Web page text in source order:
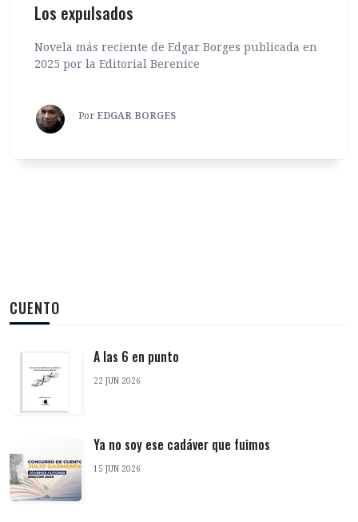
Los expulsados
Novela más reciente de Edgar Borges publicada en
2025 por la Editorial Berenice
Por EDGAR BORGES
CUENTO
A las 6 en punto
22 JUN 2026
Ya no soy ese cadáver que fuimos
15 JUN 2026